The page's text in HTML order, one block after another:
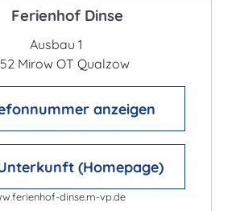
Ferienhof Dinse
Ausbau 1
Mirow OT Qualzow
anzeigen
(Homepage)
dinse.m-vp.de